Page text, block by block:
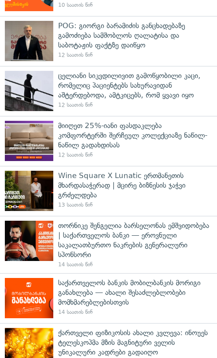
10 საათის წინ
POG: გიორგი ბარამიძის განცხადებაზე
გამოძიება სამშობლოს ღალატისა და
საბოტაჟის ფაქტზე დაიწყო
12 საათის წინ
ცელიანი სიკვდილივით გამოწყობილი კაცი,
რომელიც პაციენტებს სახურავიდან
აშტერდებოდა, ამტკიცებს, რომ ყვავი იყო
12 საათის წინ
მიიღეთ 25%-იანი ფასდაკლება
კომფორტერში შერჩეულ კოლექციაზე ნაწილ-
ნაწილ გადახდისას
12 საათის წინ
Wine Square X Lunatic ერთმანეთის
მხარდასაჭერად | მცირე ბიზნესის ჯაჭვი
გრძელდება
13 საათის წინ
თორნიკე შენგელია ბარსელონას ემშვიდობება
| საქართველოს ბანკი — ეროვნული
საკალათბურთო ნაკრების გენერალური
სპონსორი
14 საათის წინ
საქართველოს ბანკის მობილბანკის მორიგი
განახლება — ახალი შესაძლებლობები
მომხმარებლებისთვის
14 საათის წინ
ქართველი ფიზიკოსის ახალი კვლევა: ინოუეს
ტელესკოპმა მზის მაგნიტური ველის
უნიკალური კადრები გადაიღო